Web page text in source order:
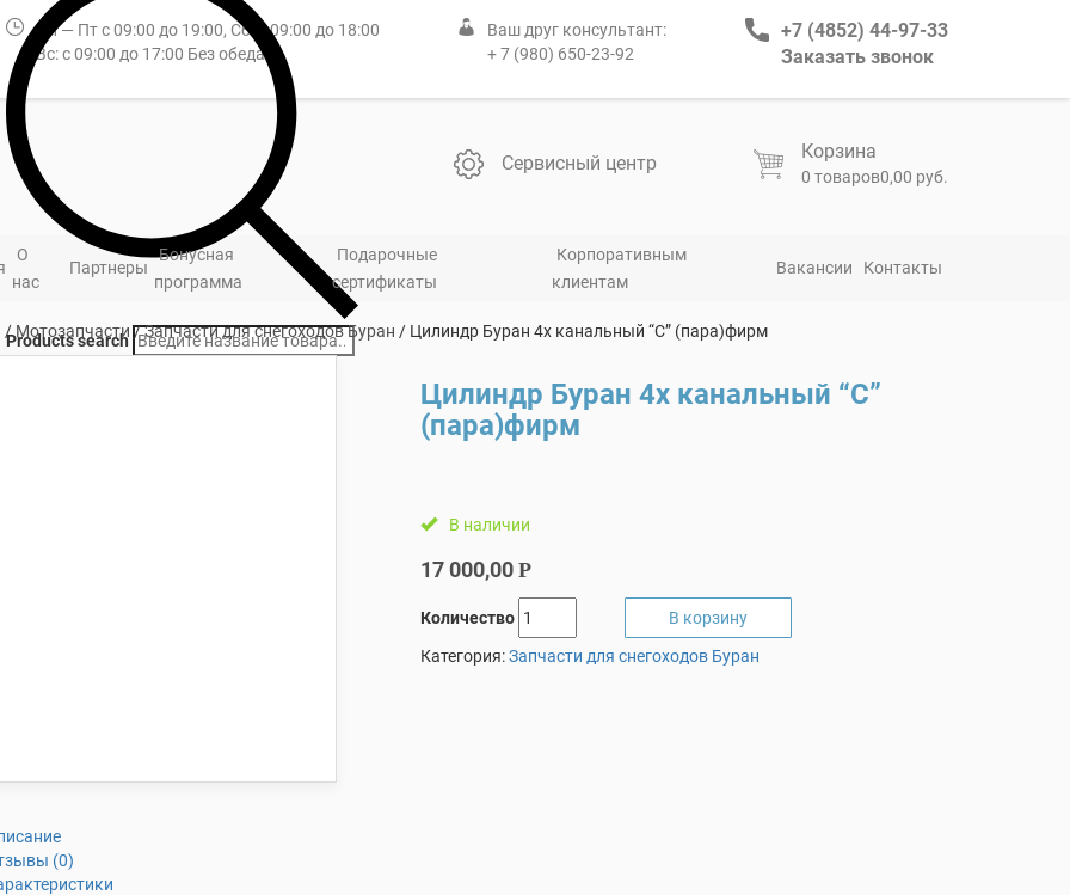
Пн — Пт с 09:00 до 19:00, Сб: с 09:00 до 18:00
Вс: с 09:00 до 17:00 Без обеда
Ваш друг консультант:
+ 7 (980) 650-23-92
+7 (4852) 44-97-33
Заказать звонок
Products search
Сервисный центр
Корзина
0 товаров0,00 руб.
О
нас
Партнеры
Бонусная
программа
Подарочные
сертификаты
Корпоративным
клиентам
Вакансии Контакты
/Мотозапчасти/Запчасти для снегоходов Буран / Цилиндр Буран 4х канальный “С” (пара)фирм
Цилиндр Буран 4х канальный “С”
(пара)фирм
В наличии
17 000,00Р
Количество
В корзину
Категория:Запчасти для снегоходов Буран
(0)